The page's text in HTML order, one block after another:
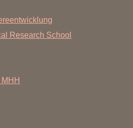
Research School